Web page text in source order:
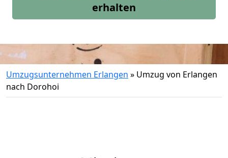
erhalten
Umzugsunternehmen Erlangen » Umzug von Erlangen
nach Dorohoi